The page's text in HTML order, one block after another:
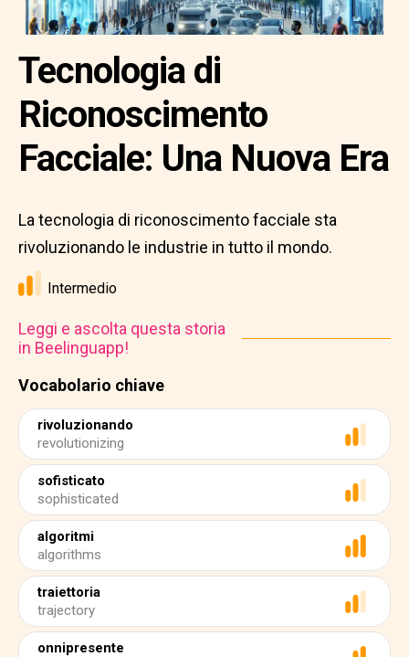
Vocabolario chiave
rivoluzionando
revolutionizing
sofisticato
sophisticated
algoritmi
algorithms
traiettoria
trajectory
onnipresente
Tecnologia di
Riconoscimento
Facciale: Una Nuova Era
La tecnologia di riconoscimento facciale sta
rivoluzionando le industrie in tutto il mondo.
Intermedio
Leggi e ascolta questa storia
in Beelinguapp!